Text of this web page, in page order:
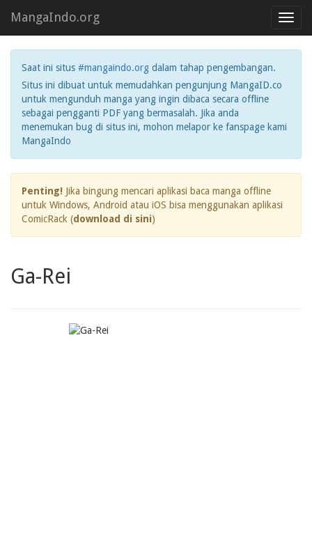
MangaIndo.org
Saat ini situs #mangaindo.org dalam tahap pengembangan.
Situs ini dibuat untuk memudahkan pengunjung MangaID.co
untuk mengunduh manga yang ingin dibaca secara offline
sebagai pengganti PDF yang bermasalah. Jika anda
menemukan bug di situs ini, mohon melapor ke fanspage kami
MangaIndo
Penting! Jika bingung mencari aplikasi baca manga offline
untuk Windows, Android atau iOS bisa menggunakan aplikasi
ComicRack (download di sini)
Ga-Rei